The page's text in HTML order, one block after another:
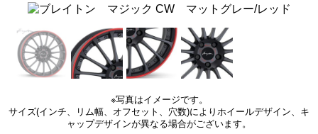
※写真はイメージです。
サイズ(インチ、リム幅、オフセット、穴数)によりホイールデザイン、キ
ャップデザインが異なる場合がございます。